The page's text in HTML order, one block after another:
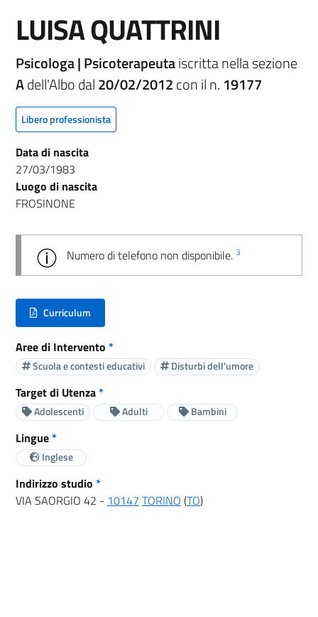
LUISA QUATTRINI
Psicologa | Psicoterapeutaiscritta nella sezione
Adell'Albo dal20/02/2012con il n. 19177
Libero professionista
Data di nascita
27/03/1983
Luogo di nascita
FROSINONE
Numero di telefono non disponibile. 3
Curriculum
(nuova scheda - new tab)
Aree di Intervento *
Scuola e contesti educativi Disturbi dell'umore
Target di Utenza*
Adolescenti Adulti Bambini
Lingue*
Inglese
Indirizzo studio *
VIA SAORGIO 42 - 10147 TORINO (TO)